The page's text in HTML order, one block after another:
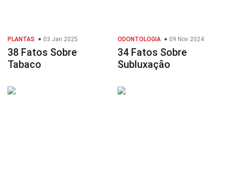
PLANTAS 03 Jan 2025
38 Fatos Sobre
Tabaco
ODONTOLOGIA 09 Nov 2024
34 Fatos Sobre
Subluxação